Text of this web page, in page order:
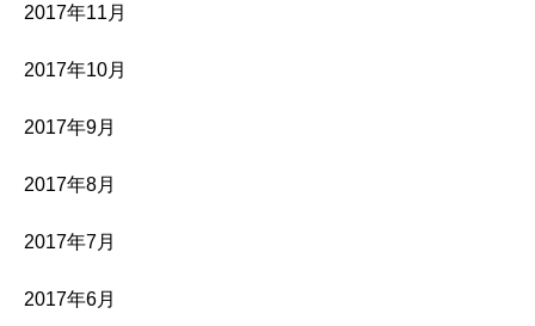
2017年11月
2017年10月
2017年9月
2017年8月
2017年7月
2017年6月